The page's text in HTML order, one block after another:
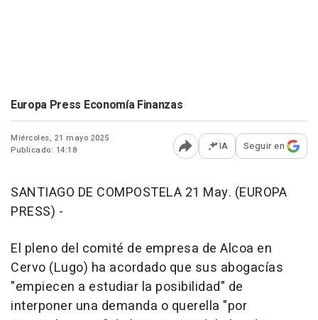
Europa Press Economía Finanzas
Miércoles, 21 mayo 2025
Publicado: 14:18
Abrir opciones para
IA Seguir en
SANTIAGO DE COMPOSTELA 21 May. (EUROPA
PRESS) -
El pleno del comité de empresa de Alcoa en
Cervo (Lugo) ha acordado que sus abogacías
"empiecen a estudiar la posibilidad" de
interponer una demanda o querella "por